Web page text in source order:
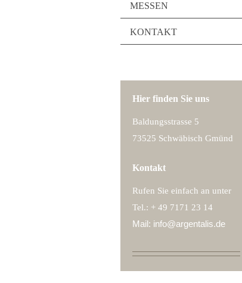
MESSEN
KONTAKT
Hier finden Sie uns
Baldungsstrasse 5
73525 Schwäbisch Gmünd
Kontakt
Rufen Sie einfach an unter
Tel.: + 49 7171 23 14
Mail: info@argentalis.de